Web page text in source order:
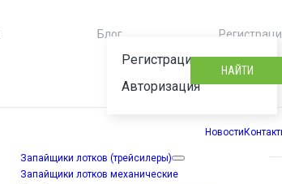
Блог
НАЙТИ
Регистрация
Авторизация
Запайщики лотков (трейсилеры)
Запайщики лотков механические
Новости